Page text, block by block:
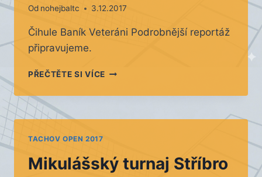
Od nohejbaltc 3.12.2017
Čihule Baník Veteráni Podrobnější reportáž
připravujeme.
PŘEČTĚTE SI VÍCEVÝSLEDKY
TURNAJE
TACHOV OPEN 2017
Mikulášský turnaj Stříbro